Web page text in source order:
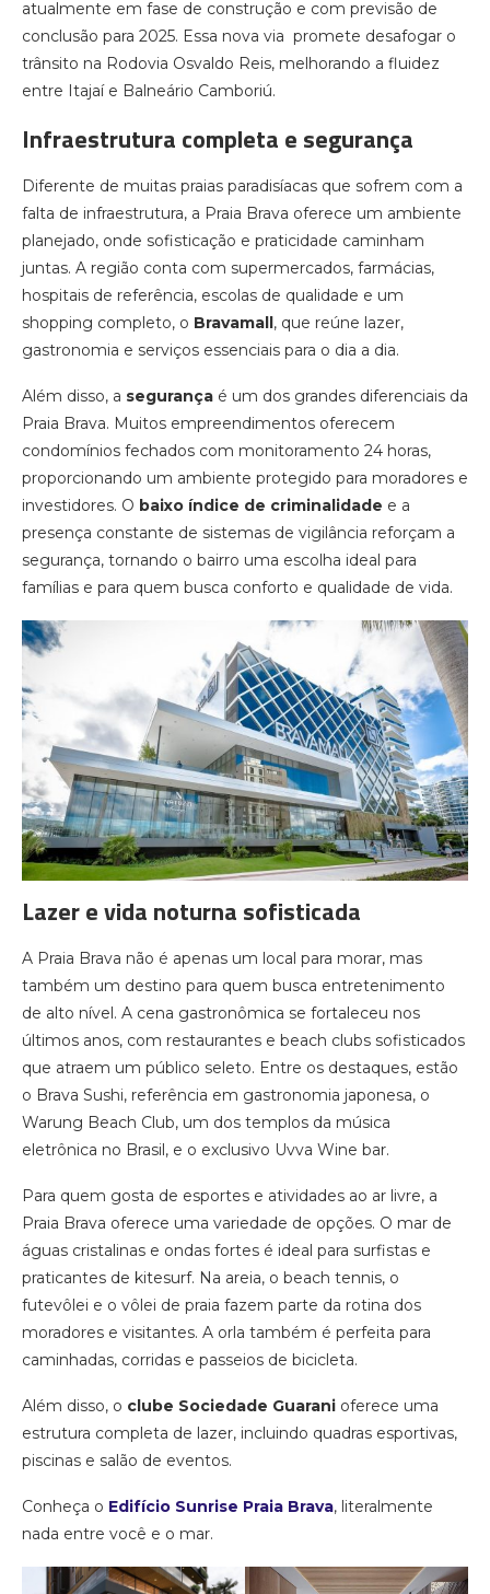
atualmente em fase de construção e com previsão de
conclusão para 2025. Essa nova via promete desafogar o
trânsito na Rodovia Osvaldo Reis, melhorando a fluidez
entre Itajaí e Balneário Camboriú.
Infraestrutura completa e segurança
Diferente de muitas praias paradisíacas que sofrem com a
falta de infraestrutura, a Praia Brava oferece um ambiente
planejado, onde sofisticação e praticidade caminham
juntas. A região conta com supermercados, farmácias,
hospitais de referência, escolas de qualidade e um
shopping completo, o Bravamall , que reúne lazer,
gastronomia e serviços essenciais para o dia a dia.
Além disso, a segurança é um dos grandes diferenciais da
Praia Brava. Muitos empreendimentos oferecem
condomínios fechados com monitoramento 24 horas,
proporcionando um ambiente protegido para moradores e
investidores. O baixo índice de criminalidade e a
presença constante de sistemas de vigilância reforçam a
segurança, tornando o bairro uma escolha ideal para
famílias e para quem busca conforto e qualidade de vida.
Lazer e vida noturna sofisticada
A Praia Brava não é apenas um local para morar, mas
também um destino para quem busca entretenimento
de alto nível. A cena gastronômica se fortaleceu nos
últimos anos, com restaurantes e beach clubs sofisticados
que atraem um público seleto. Entre os destaques, estão
o Brava Sushi, referência em gastronomia japonesa, o
Warung Beach Club, um dos templos da música
eletrônica no Brasil, e o exclusivo Uvva Wine bar.
Para quem gosta de esportes e atividades ao ar livre, a
Praia Brava oferece uma variedade de opções. O mar de
águas cristalinas e ondas fortes é ideal para surfistas e
praticantes de kitesurf. Na areia, o beach tennis, o
futevôlei e o vôlei de praia fazem parte da rotina dos
moradores e visitantes. A orla também é perfeita para
caminhadas, corridas e passeios de bicicleta.
Além disso, o clube Sociedade Guarani oferece uma
estrutura completa de lazer, incluindo quadras esportivas,
piscinas e salão de eventos.
Conheça o Edifício Sunrise Praia Brava, literalmente
nada entre você e o mar.